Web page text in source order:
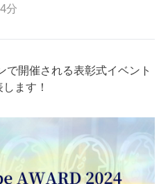
分
開催される表彰式イベント
ます！